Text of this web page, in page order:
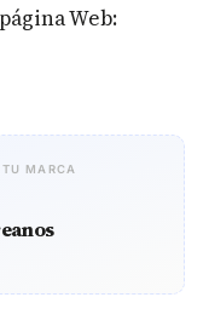
Web:
MARCA